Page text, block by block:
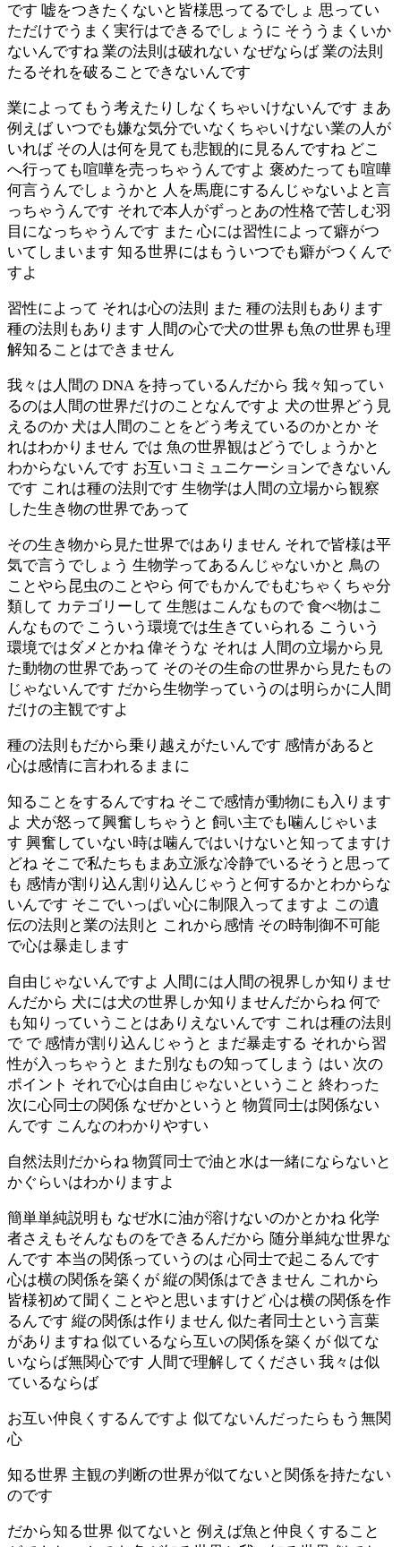
です 嘘をつきたくないと皆様思ってるでしょ 思ってい
ただけでうまく実行はできるでしょうに そううまくいか
ないんですね 業の法則は破れない なぜならば 業の法則
たるそれを破ることできないんです
業によってもう考えたりしなくちゃいけないんです まあ
例えば いつでも嫌な気分でいなくちゃいけない業の人が
いれば その人は何を見ても悲観的に見るんですね どこ
へ行っても喧嘩を売っちゃうんですよ 褒めたっても喧嘩
何言うんでしょうかと 人を馬鹿にするんじゃないよと言
っちゃうんです それで本人がずっとあの性格で苦しむ羽
目になっちゃうんです また 心には習性によって癖がつ
いてしまいます 知る世界にはもういつでも癖がつくんで
すよ
習性によって それは心の法則 また 種の法則もあります
種の法則もあります 人間の心で犬の世界も魚の世界も理
解知ることはできません
我々は人間の DNA を持っているんだから 我々知ってい
るのは人間の世界だけのことなんですよ 犬の世界どう見
えるのか 犬は人間のことをどう考えているのかとか そ
れはわかりません では 魚の世界観はどうでしょうかと
わからないんです お互いコミュニケーションできないん
です これは種の法則です 生物学は人間の立場から観察
した生き物の世界であって
その生き物から見た世界ではありません それで皆様は平
気で言うでしょう 生物学ってあるんじゃないかと 鳥の
ことやら昆虫のことやら 何でもかんでもむちゃくちゃ分
類して カテゴリーして 生態はこんなもので 食べ物はこ
んなもので こういう環境では生きていられる こういう
環境ではダメとかね 偉そうな それは 人間の立場から見
た動物の世界であって そのその生命の世界から見たもの
じゃないんです だから生物学っていうのは明らかに人間
だけの主観ですよ
種の法則もだから乗り越えがたいんです 感情があると
心は感情に言われるままに
知ることをするんですね そこで感情が動物にも入ります
よ 犬が怒って興奮しちゃうと 飼い主でも噛んじゃいま
す 興奮していない時は噛んではいけないと知ってますけ
どね そこで私たちもまあ立派な冷静でいるそうと思って
も 感情が割り込ん割り込んじゃうと何するかとわからな
いんです そこでいっぱい心に制限入ってますよ この遺
伝の法則と業の法則と これから感情 その時制御不可能
で心は暴走します
自由じゃないんですよ 人間には人間の視界しか知りませ
んだから 犬には犬の世界しか知りませんだからね 何で
も知りっていうことはありえないんです これは種の法則
で で 感情が割り込んじゃうと まだ暴走する それから習
性が入っちゃうと また別なもの知ってしまう はい 次の
ポイント それで心は自由じゃないということ 終わった
次に心同士の関係 なぜかというと 物質同士は関係ない
んです こんなのわかりやすい
自然法則だからね 物質同士で油と水は一緒にならないと
かぐらいはわかりますよ
簡単単純説明も なぜ水に油が溶けないのかとかね 化学
者さえもそんなものをできるんだから 随分単純な世界な
んです 本当の関係っていうのは 心同士で起こるんです
心は横の関係を築くが 縦の関係はできません これから
皆様初めて聞くことやと思いますけど 心は横の関係を作
るんです 縦の関係は作りません 似た者同士という言葉
がありますね 似ているなら互いの関係を築くが 似てな
いならば無関心です 人間で理解してください 我々は似
ているならば
お互い仲良くするんですよ 似てないんだったらもう無関
心
知る世界 主観の判断の世界が似てないと関係を持たない
のです
だから知る世界 似てないと 例えば魚と仲良くすること